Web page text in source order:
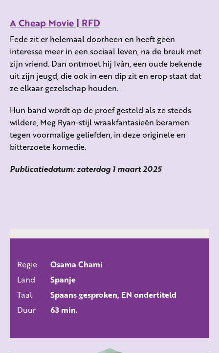
A Cheap Movie | RFD
Fede zit er helemaal doorheen en heeft geen
interesse meer in een sociaal leven, na de breuk met
zijn vriend. Dan ontmoet hij Iván, een oude bekende
uit zijn jeugd, die ook in een dip zit en erop staat dat
ze elkaar gezelschap houden.
Hun band wordt op de proef gesteld als ze steeds
wildere, Meg Ryan-stijl wraakfantasieën beramen
tegen voormalige geliefden, in deze originele en
bitterzoete komedie.
Publicatiedatum: zaterdag 1 maart 2025
Regie
Osama Chami
Land
Spanje
Taal
Spaans gesproken, EN ondertiteld
Duur
63 min.